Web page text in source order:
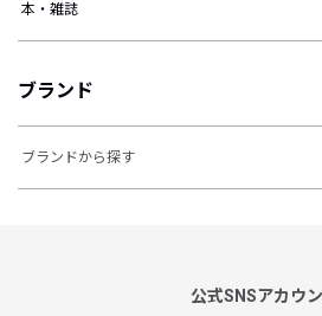
本・雑誌
ブランド
ブランドから探す
公式SNSアカウ